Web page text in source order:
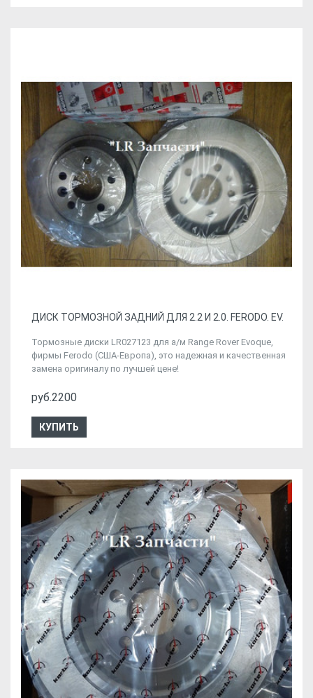
ДИСК ТОРМОЗНОЙ ЗАДНИЙ ДЛЯ 2.2 И 2.0. FERODO. EV.
Тормозные диски LR027123 для а/м Range Rover Evoque,
фирмы Ferodo (США-Европа), это надежная и качественная
замена оригиналу по лучшей цене!
руб.2200
КУПИТЬ